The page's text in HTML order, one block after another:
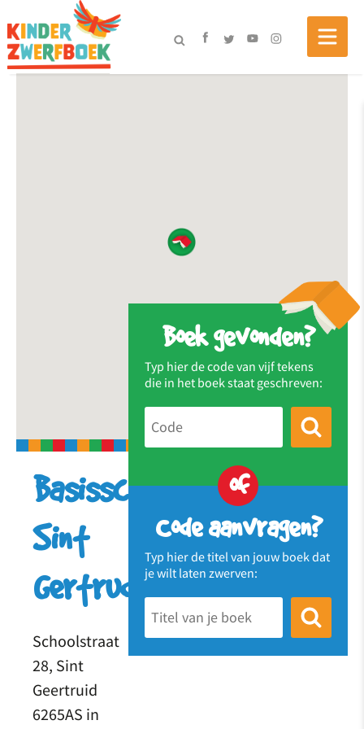
Boek gevonden?
Typ hier de code van vijf tekens
die in het boek staat geschreven:
of
Code aanvragen?
Typ hier de titel van jouw boek dat
je wilt laten zwerven:
Basisschool
Sint
Gertrudis
Schoolstraat
28, Sint
Geertruid
6265AS in